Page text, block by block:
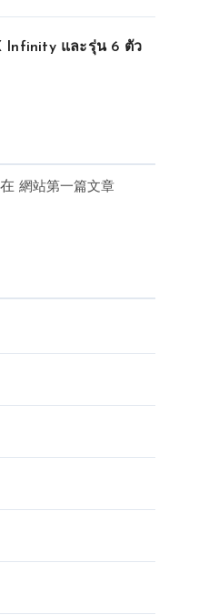
Infinity และรุ่น 6 ตัว
網站第一篇文章